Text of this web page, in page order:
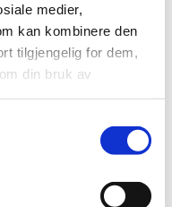
medier,
kan kombinere den
tilgjengelig for dem,
din bruk av